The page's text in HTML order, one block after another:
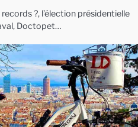
?, l’élection présidentielle
Doctopet…